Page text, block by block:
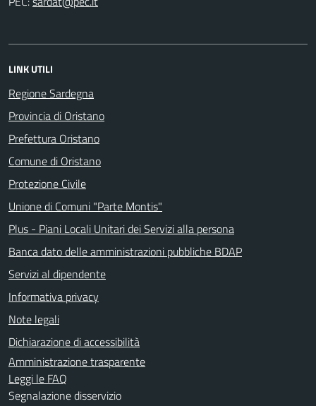
LINK UTILI
Regione Sardegna
Provincia di Oristano
Prefettura Oristano
Comune di Oristano
Protezione Civile
Unione di Comuni "Parte Montis"
Plus - Piani Locali Unitari dei Servizi alla persona
Banca dato delle amministrazioni pubbliche BDAP
Servizi al dipendente
Informativa privacy
Note legali
Dichiarazione di accessibilità
Amministrazione trasparente
Leggi le FAQ
Segnalazione disservizio